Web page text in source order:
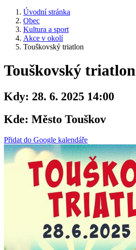
Úvodní stránka
Obec
Kultura a sport
Akce v okolí
Touškovský triatlon
Touškovský triatlon
Kdy: 28. 6. 2025 14:00
Kde: Město Touškov
Přidat do Google kalendáře